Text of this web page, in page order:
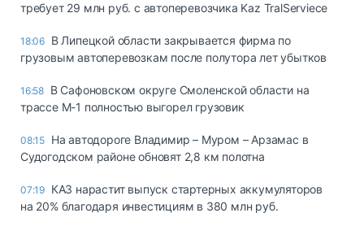
требует 29 млн руб. с автоперевозчика Kaz TralServiece
18:06 В Липецкой области закрывается фирма по
грузовым автоперевозкам после полутора лет убытков
16:58 В Сафоновском округе Смоленской области на
трассе М-1 полностью выгорел грузовик
08:15 На автодороге Владимир – Муром – Арзамас в
Судогодском районе обновят 2,8 км полотна
07:19 КАЗ нарастит выпуск стартерных аккумуляторов
на 20% благодаря инвестициям в 380 млн руб.